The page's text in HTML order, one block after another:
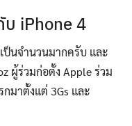
บ iPhone 4
ป็นจำนวนมากครับ และ
ผู้ร่วมก่อตั้ง Apple ร่วม
กมาตั้งแต่ 3Gs และ